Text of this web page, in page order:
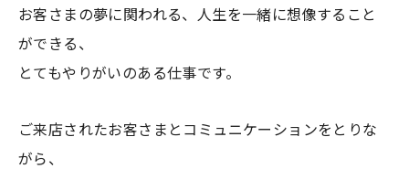
お客さまの夢に関われる、人生を一緒に想像すること
ができる、
とてもやりがいのある仕事です。
ご来店されたお客さまとコミュニケーションをとりな
がら、